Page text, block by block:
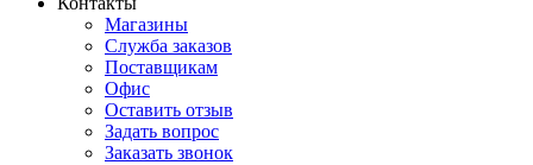
Магазины
Служба заказов
Поставщикам
Офис
Оставить отзыв
Задать вопрос
Заказать звонок